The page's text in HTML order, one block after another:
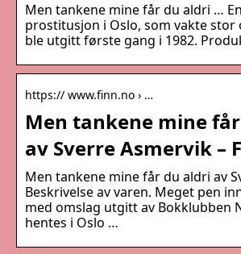
Men tankene mine får du aldri …
prostitusjon i Oslo, som vakte stor
ble utgitt første gang i 1982.
https:// www.finn.no › …
Men tankene mine
av Sverre Asmervik –
Men tankene mine får du aldri av
Beskrivelse av varen. Meget pen
med omslag utgitt av Bokklubben
hentes i Oslo …